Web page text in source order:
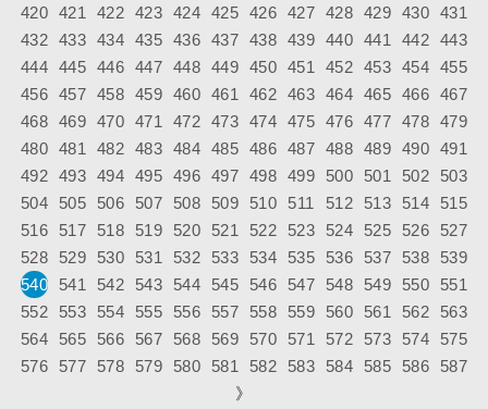
420 421 422 423 424 425 426 427 428 429 430 431
432 433 434 435 436 437 438 439 440 441 442 443
444 445 446 447 448 449 450 451 452 453 454 455
456 457 458 459 460 461 462 463 464 465 466 467
468 469 470 471 472 473 474 475 476 477 478 479
480 481 482 483 484 485 486 487 488 489 490 491
492 493 494 495 496 497 498 499 500 501 502
503
504
505 506 507 508 509 510 511 512 513 514
515
516
517 518 519 520 521 522 523 524 525 526
527
528
529 530 531 532 533 534 535 536 537 538
539
540
541 542 543 544 545 546 547 548 549 550
551
552
553 554 555 556 557 558 559 560 561 562
563
564
565 566 567 568 569 570 571 572 573 574
575
576
577 578 579 580 581 582 583 584 585 586
587
》